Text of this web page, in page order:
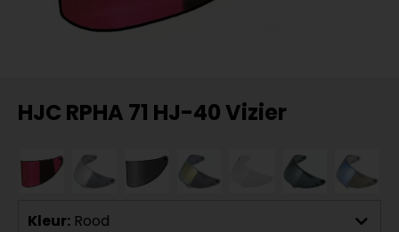
HJC RPHA 71 HJ-40 Vizier
Kleur: Rood